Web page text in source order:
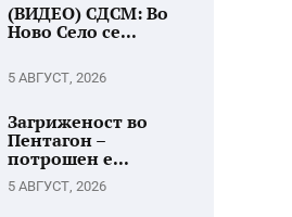
(ВИДЕО) СДСМ: Во
Ново Село се...
5 АВГУСТ, 2026
Загриженост во
Пентагон –
потрошен е...
5 АВГУСТ, 2026